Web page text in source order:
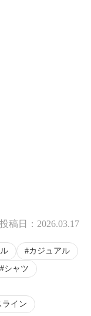
投稿日： 2026.03.17
カジュアル
シャツ
ライン